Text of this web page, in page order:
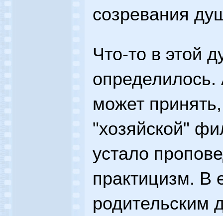
созревания
Что-то в этой
определилось.
может
"хозяйской"
устало
практицизм. В
родительским